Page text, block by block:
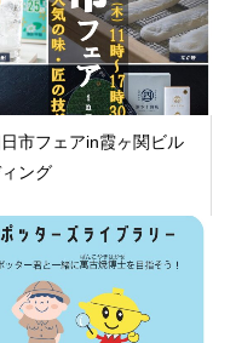
市フェアin霞ヶ関ビル
ング